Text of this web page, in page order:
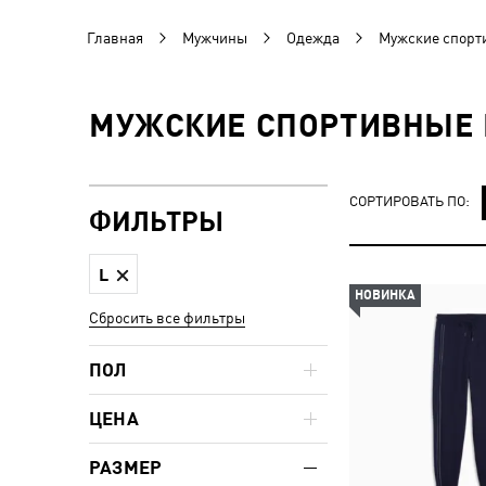
Главная Мужчины Одежда Мужские
МУЖСКИЕ СПОРТИВНЫЕ
СОРТИРОВАТЬ ПО:
НОВИНКА
ФИЛЬТРЫ
L
Сбросить все фильтры
ПОЛ
ЦЕНА
РАЗМЕР